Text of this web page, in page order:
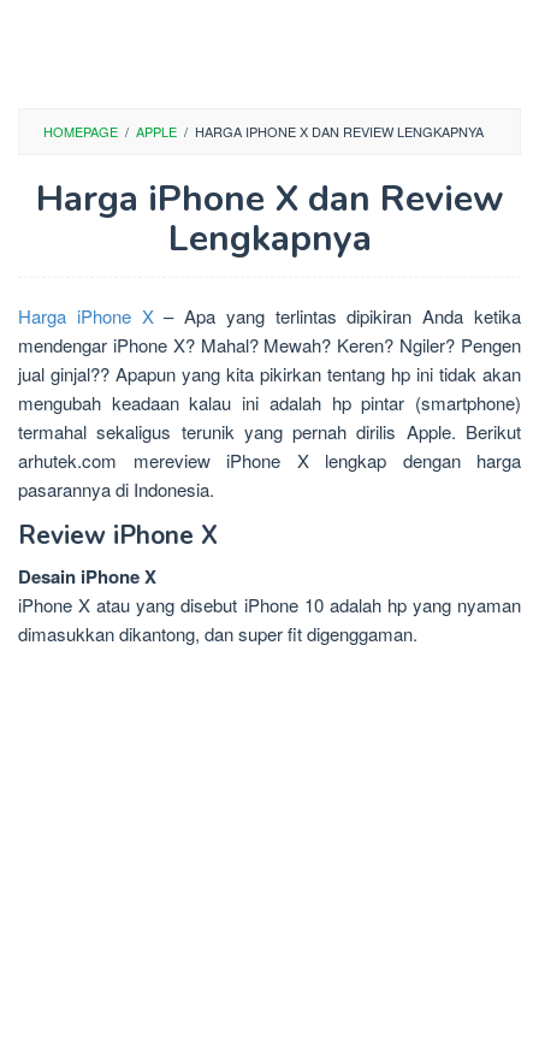
HOMEPAGE / APPLE / HARGA IPHONE X DAN REVIEW LENGKAPNYA
Harga iPhone X dan Review
Lengkapnya
Harga iPhone X– Apa yang terlintas dipikiran Anda ketika
mendengar iPhone X? Mahal? Mewah? Keren? Ngiler? Pengen
jual ginjal?? Apapun yang kita pikirkan tentang hp ini tidak akan
mengubah keadaan kalau ini adalah hp pintar (smartphone)
termahal sekaligus terunik yang pernah dirilis Apple. Berikut
arhutek.com mereview iPhone X lengkap dengan harga
pasarannya di Indonesia.
Review iPhone X
Desain iPhone X
iPhone X atau yang disebut iPhone 10 adalah hp yang nyaman
dimasukkan dikantong, dan super fit digenggaman.